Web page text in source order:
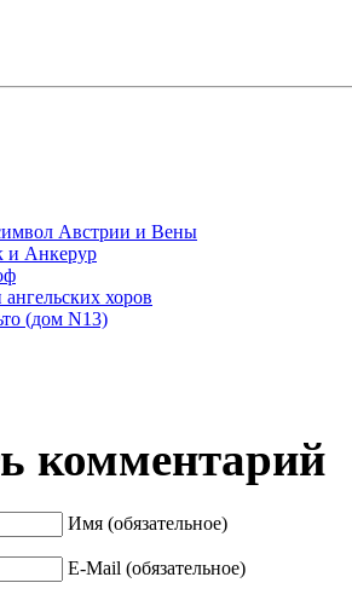
Австрии и Вены
и Анкерур
хоров
(дом N13)
комментарий
Имя (обязательное)
E-Mail (обязательное)